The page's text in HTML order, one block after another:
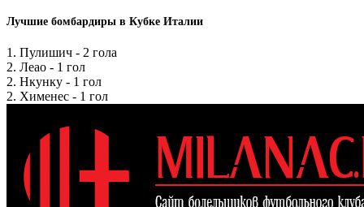
Лучшие бомбардиры в Кубке Италии
1. Пулишич - 2 гола
2. Леао - 1 гол
2. Нкунку - 1 гол
2. Хименес - 1 гол